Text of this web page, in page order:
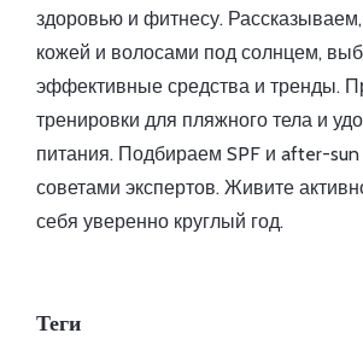
здоровью и фитнесу. Рассказываем,
кожей и волосами под солнцем,
эффективные средства и тренды.
тренировки для пляжного тела и
питания. Подбираем SPF и after-sun
советами экспертов. Живите
себя уверенно круглый год.
Теги